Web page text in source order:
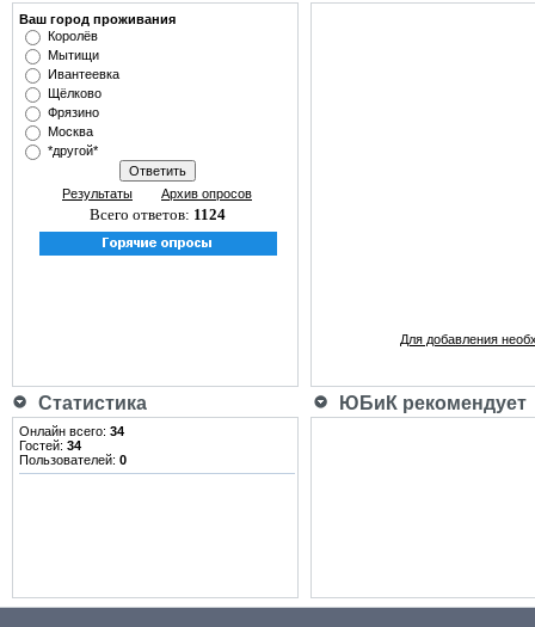
Ваш город проживания
Королёв
Мытищи
Ивантеевка
Щёлково
Фрязино
Москва
*другой*
Результаты Архив опросов
Всего ответов: 1124
Для добавления
Статистика ЮБиК рекомендует
Онлайн всего: 34
Гостей: 34
Пользователей: 0